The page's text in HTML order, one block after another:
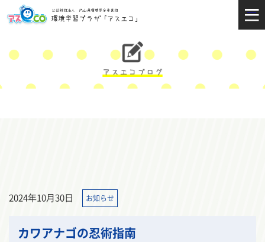
2024年10月30日 お知らせ
カワアナゴの忍術指南